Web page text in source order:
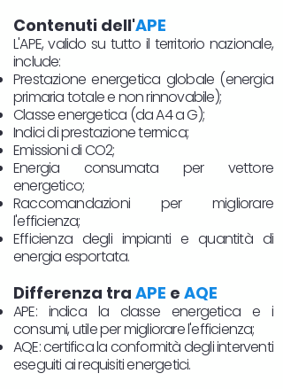
Contenuti dell'APE
L'APE, valido su tutto il territorio nazionale,
include:
Prestazione energetica globale (energia
primaria totale e non rinnovabile);
Classe energetica (da A4 a G);
Indici di prestazione termica;
Emissioni di CO2;
Energia consumata per vettore
energetico;
Raccomandazioni per migliorare
l'efficienza;
Efficienza degli impianti e quantità di
energia esportata.
Differenza tra APE e AQE
APE: indica la classe energetica e i
consumi, utile per migliorare l'efficienza;
AQE: certifica la conformità degli interventi
eseguiti ai requisiti energetici.